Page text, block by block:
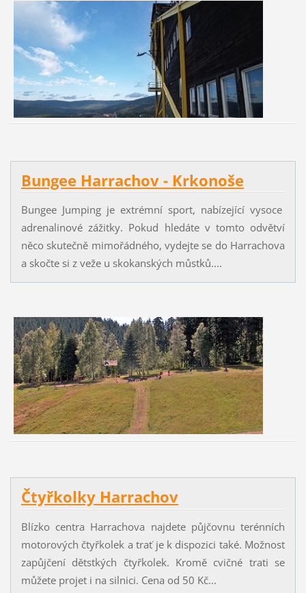
Bungee Harrachov - Krkonoše
Bungee Jumping je extrémní sport, nabízející vysoce
adrenalinové zážitky. Pokud hledáte v tomto odvětví
něco skutečně mimořádného, vydejte se do Harrachova
a skočte si z veže u skokanských můstků....
Čtyřkolky Harrachov
Blízko centra Harrachova najdete půjčovnu terénních
motorových čtyřkolek a trať je k dispozici také. Možnost
zapůjčení dětstkých čtyřkolek. Kromě cvičné trati se
můžete projet i na silnici. Cena od 50 Kč...